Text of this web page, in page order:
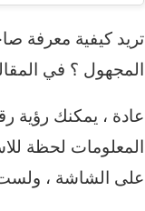
المجهول ؟ في
عادة ، يمكنك رؤية
المعلومات لحظة
على الشاشة ، ولست